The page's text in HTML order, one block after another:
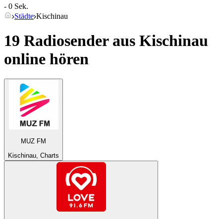
- 0 Sek.
Städte Kischinau
19 Radiosender aus Kischinau
online hören
MUZ FM
Kischinau, Charts